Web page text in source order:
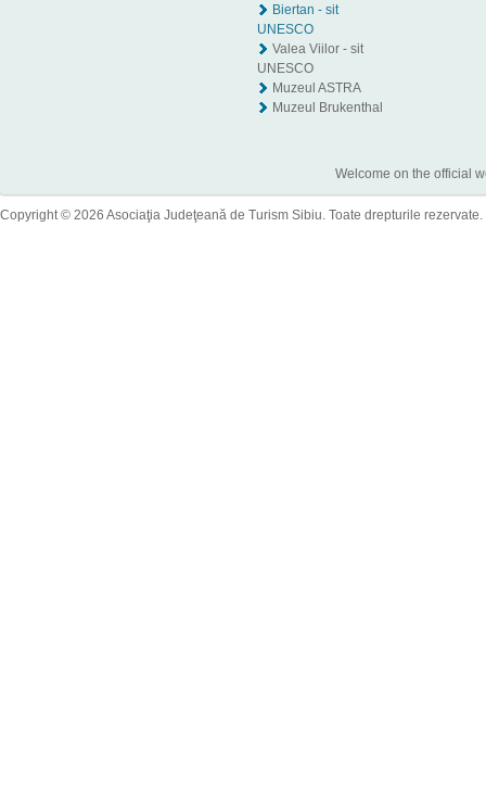
Biertan - sit
UNESCO
Valea Viilor - sit
UNESCO
Muzeul ASTRA
Muzeul Brukenthal
Welcome on the official
Copyright © 2026 Asociaţia Judeţeană de Turism Sibiu. Toate drepturile rezervate.